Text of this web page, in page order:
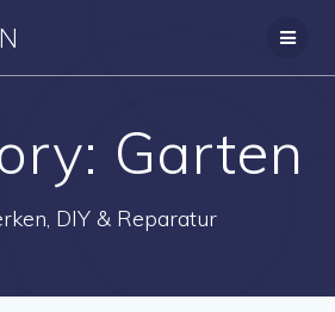
Garten
DIY & Reparatur